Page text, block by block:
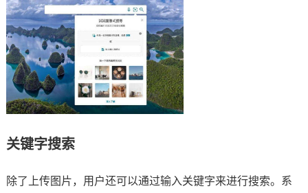
关键字搜索
除了上传图片，用户还可以通过输入关键字来进行搜索。系